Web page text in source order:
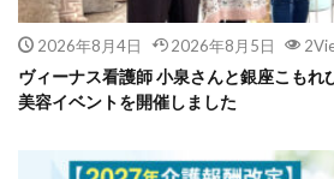
2026年8月4日 2026年8月5日
ヴィーナス看護師 小泉さんと銀座こもれ
美容イベントを開催しました